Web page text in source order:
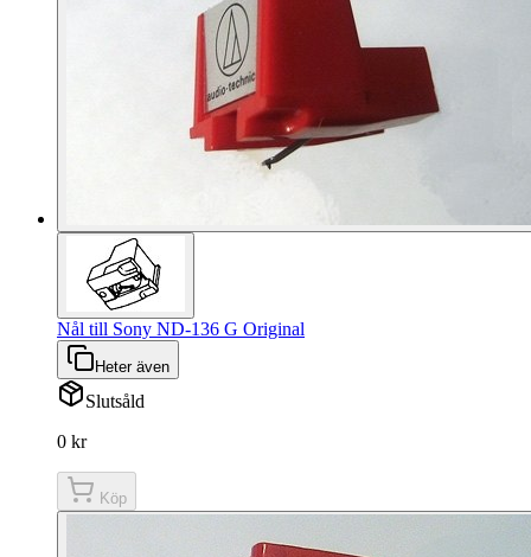
Nål till Sony ND-136 G Original
Heter även
Slutsåld
0 kr
Köp